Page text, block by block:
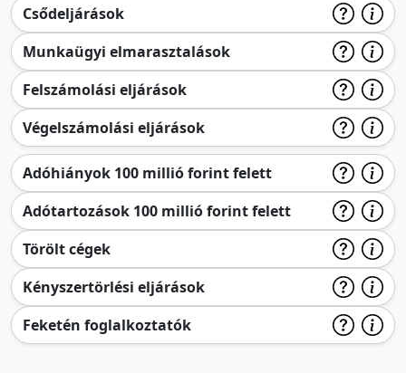
Csődeljárások
Munkaügyi elmarasztalások
Felszámolási eljárások
Végelszámolási eljárások
Adóhiányok 100 millió forint felett
Adótartozások 100 millió forint felett
Törölt cégek
Kényszertörlési eljárások
Feketén foglalkoztatók